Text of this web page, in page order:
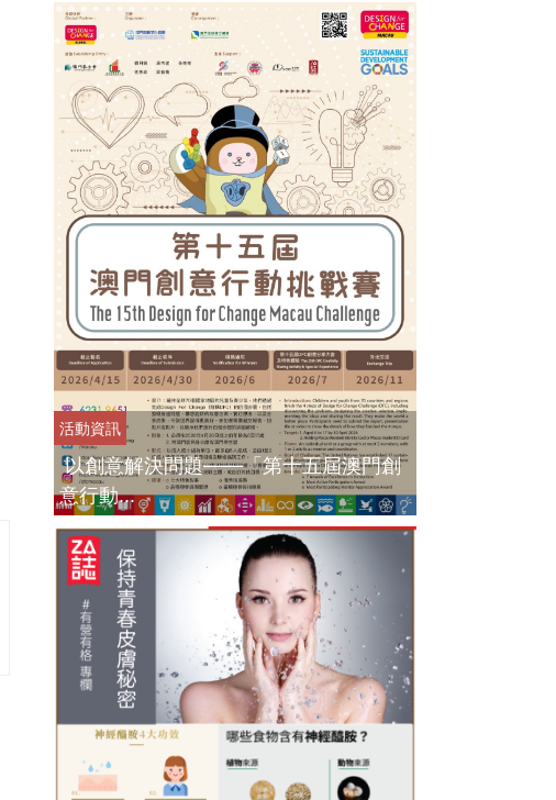
活動資訊
以創意解決問題——「第十五屆澳門創
意行動...